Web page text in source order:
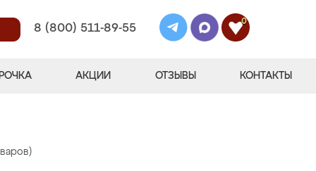
8 (800) 511-89-55
0
АКЦИИ ОТЗЫВЫ КОНТАКТЫ